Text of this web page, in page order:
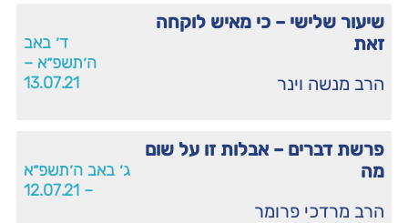
שיעור שלישי – כי מאיש לוקחה
זאת
הרב מנשה וינר
ד׳ באב
ה׳תשפ״א –
13.07.21
פרשת דברים – אבלות זו על שום
מה
הרב מרדכי פרומר
ג׳ באב ה׳תשפ״א
– 12.07.21